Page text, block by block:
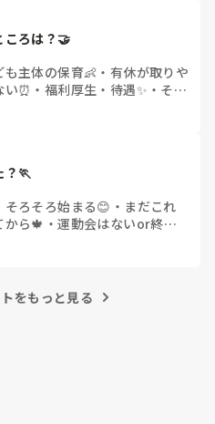
も主体の保育👶 ・ 有休が取りや
い⏰ ・ 福利厚生・待遇✨ ・ その
？🏃
そろそろ始まる😊 ・ まだこれ
から🍁 ・運動会はないor終わ
をもっと見る